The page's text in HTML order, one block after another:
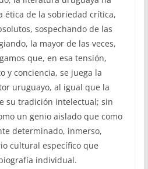
ética de la sobriedad crítica,
sospechando de las
la mayor de las veces,
que, en esa tensión,
y conciencia, se juega la
uruguayo, al igual que la
su tradición intelectual; sin
un genio aislado que como
determinado, inmerso,
cultural específico que
individual.